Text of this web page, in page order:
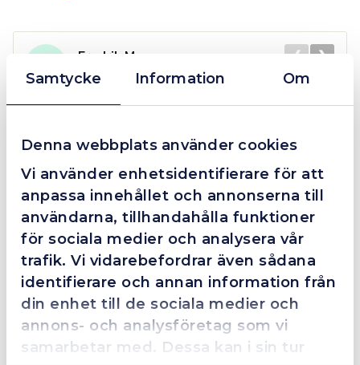
Samtycke Information Om
Denna webbplats använder cookies
Vi använder enhetsidentifierare för att
anpassa innehållet och annonserna till
användarna, tillhandahålla funktioner
för sociala medier och analysera vår
trafik. Vi vidarebefordrar även sådana
identifierare och annan information från
din enhet till de sociala medier och
annons- och analysföretag som vi
samarbetar med. Dessa kan i sin tur
4.4 10 Reviews
Fredrik Magnusson
2025-10-02
Grym service!
Dom här grabbarna är definitionen av serviceminded.
Trots en billigare order, som det blev lite strul med,
så agerade dom blixtsnabbt och löste det långt över
förväntan. Hade kontakt med Alexander, som förtjänar
en extra guldstjärna.
❮ ❯